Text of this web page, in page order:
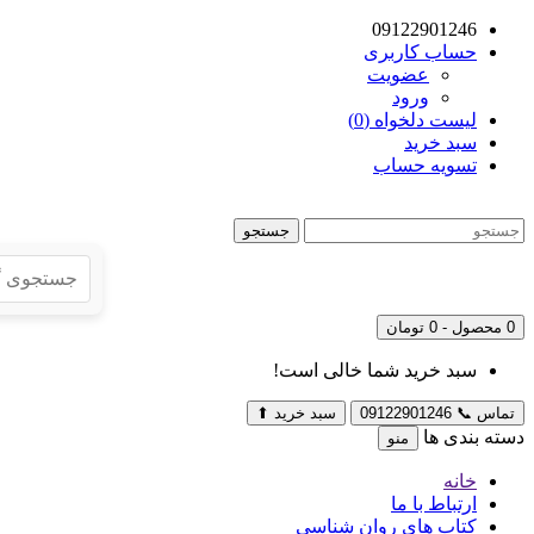
09122901246
حساب کاربری
عضویت
ورود
لیست دلخواه (0)
سبد خرید
تسویه حساب
جستجو
0 محصول - 0 تومان
سبد خرید شما خالی است!
تماس 📞
09122901246 سبد خرید ⬆
دسته بندی ها منو
خانه
ارتباط با ما
کتاب های روان شناسی